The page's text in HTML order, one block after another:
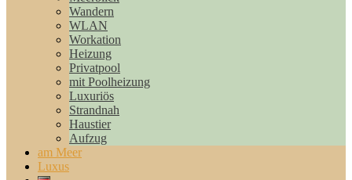
Wandern
WLAN
Workation
Heizung
Privatpool
mit Poolheizung
Luxuriös
Strandnah
Haustier
Aufzug
am Meer
Luxus